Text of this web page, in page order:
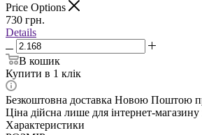
Price Options
730 грн.
Details
В кошик
Купити в 1 клік
Безкоштовна доставка Новою Поштою
Ціна дійсна лише для інтернет-магазину
Характеристики